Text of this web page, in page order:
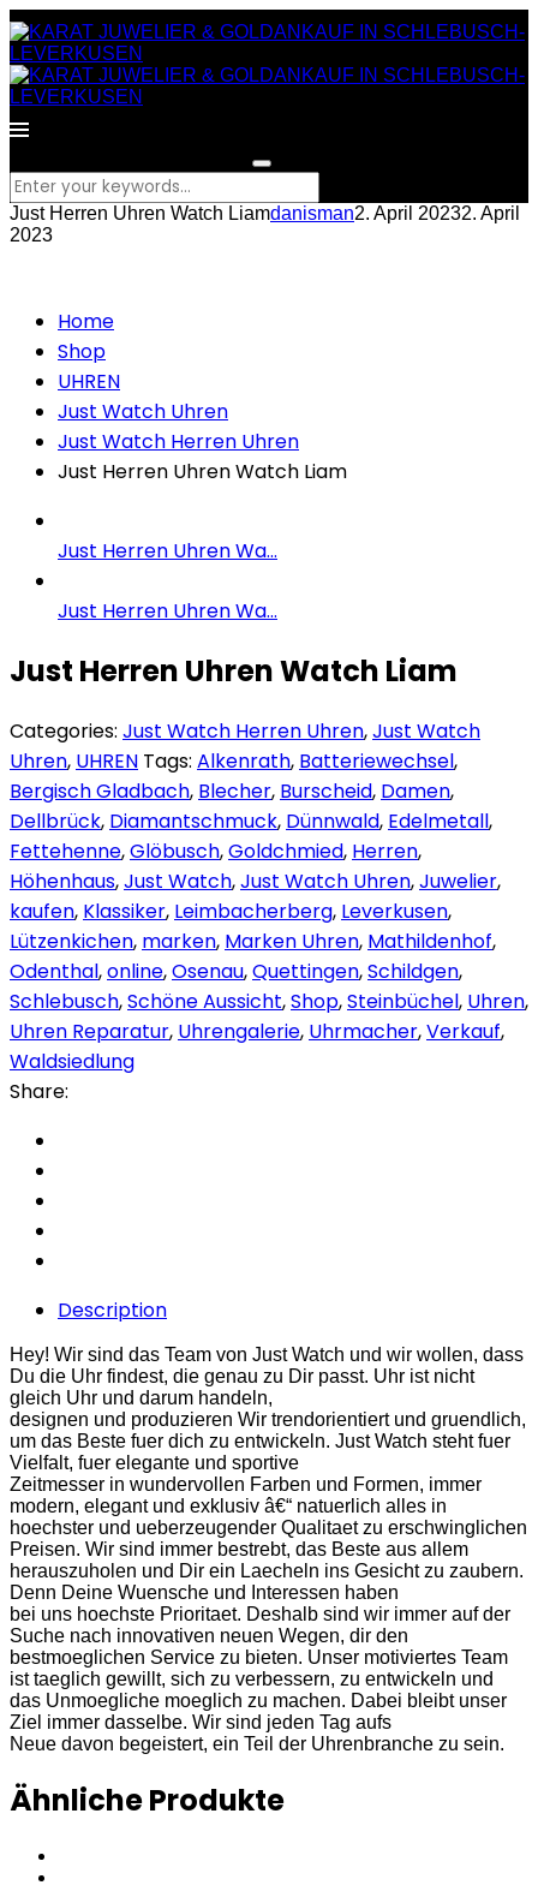
Just Herren Uhren Watch Liamdanisman2. April 20232. April
2023
Home
Shop
UHREN
Just Watch Uhren
Just Watch Herren Uhren
Just Herren Uhren Watch Liam
Just Herren Uhren Wa...
Just Herren Uhren Wa...
Just Herren Uhren Watch Liam
Categories: Just Watch Herren Uhren,Just Watch
Uhren, UHREN Tags: Alkenrath, Batteriewechsel,
Bergisch Gladbach, Blecher, Burscheid, Damen,
Dellbrück, Diamantschmuck, Dünnwald, Edelmetall,
Fettehenne,Glöbusch,Goldchmied, Herren,
Höhenhaus,Just Watch,Just Watch Uhren,Juwelier,
kaufen, Klassiker, Leimbacherberg, Leverkusen,
Lützenkichen, marken, Marken Uhren, Mathildenhof,
Odenthal,online,Osenau,Quettingen,Schildgen,
Schlebusch,Schöne Aussicht,Shop,Steinbüchel, Uhren,
Uhren Reparatur, Uhrengalerie, Uhrmacher,Verkauf,
Waldsiedlung
Share:
Description
Hey! Wir sind das Team von Just Watch und wir wollen, dass
Du die Uhr findest, die genau zu Dir passt. Uhr ist nicht
gleich Uhr und darum handeln,
designen und produzieren Wir trendorientiert und gruendlich,
um das Beste fuer dich zu entwickeln. Just Watch steht fuer
Vielfalt, fuer elegante und sportive
Zeitmesser in wundervollen Farben und Formen, immer
modern, elegant und exklusiv â€“ natuerlich alles in
hoechster und ueberzeugender Qualitaet zu erschwinglichen
Preisen. Wir sind immer bestrebt, das Beste aus allem
herauszuholen und Dir ein Laecheln ins Gesicht zu zaubern.
Denn Deine Wuensche und Interessen haben
bei uns hoechste Prioritaet. Deshalb sind wir immer auf der
Suche nach innovativen neuen Wegen, dir den
bestmoeglichen Service zu bieten. Unser motiviertes Team
ist taeglich gewillt, sich zu verbessern, zu entwickeln und
das Unmoegliche moeglich zu machen. Dabei bleibt unser
Ziel immer dasselbe. Wir sind jeden Tag aufs
Neue davon begeistert, ein Teil der Uhrenbranche zu sein.
Ähnliche Produkte